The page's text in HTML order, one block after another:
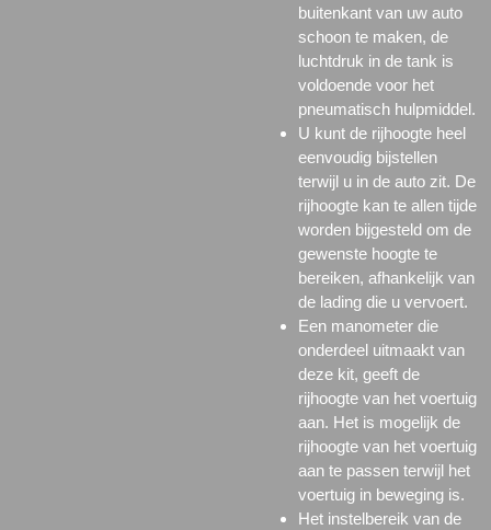
buitenkant van uw auto
schoon te maken, de
luchtdruk in de tank is
voldoende voor het
pneumatisch hulpmiddel.
U kunt de rijhoogte heel
eenvoudig bijstellen
terwijl u in de auto zit. De
rijhoogte kan te allen tijde
worden bijgesteld om de
gewenste hoogte te
bereiken, afhankelijk van
de lading die u vervoert.
Een manometer die
onderdeel uitmaakt van
deze kit, geeft de
rijhoogte van het voertuig
aan. Het is mogelijk de
rijhoogte van het voertuig
aan te passen terwijl het
voertuig in beweging is.
Het instelbereik van de